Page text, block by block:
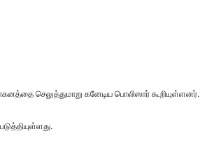
செலுத்துமாறு கனேடிய பொலிஸார் கூறியுள்ளனர்.